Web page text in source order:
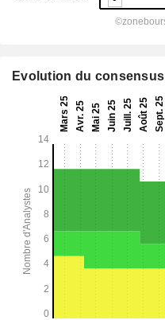
Evolution du consensus